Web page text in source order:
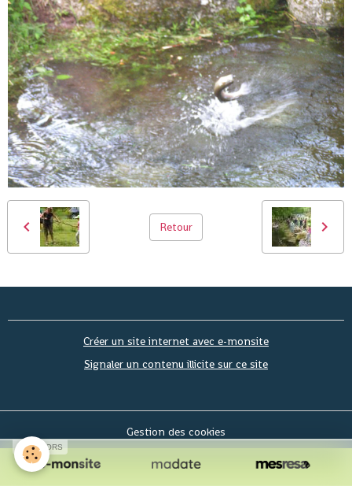
Retour
Créer un site internet avec e-monsite
Signaler un contenu illicite sur ce site
Gestion des cookies
SPONSORS